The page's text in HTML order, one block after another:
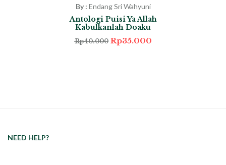
By : Endang Sri Wahyuni
Antologi Puisi Ya Allah
Kabulkanlah Doaku
Rp40.000 Rp35.000
NEED HELP?